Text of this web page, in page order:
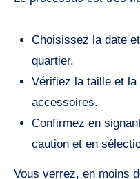
Choisissez la date
quartier.
Vérifiez la taille et
accessoires.
Confirmez en
caution et en
Vous verrez, en moins